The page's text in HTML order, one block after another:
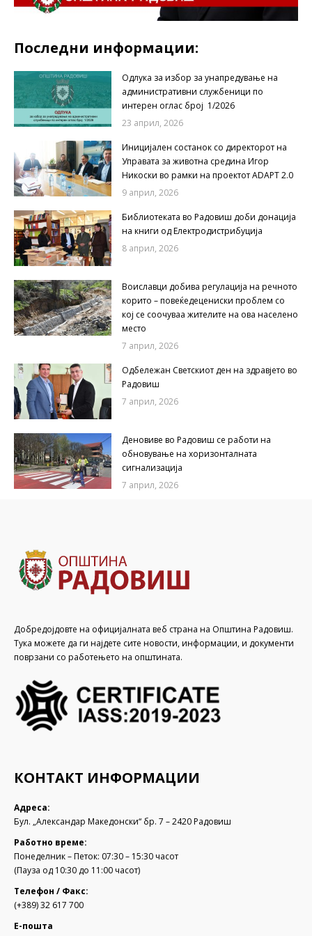
Последни информации:
Одлука за избор за унапредување на
административни службеници по
интерен оглас број 1/2026
23 април, 2026
Иницијален состанок со директорот на
Управата за животна средина Игор
Никоски во рамки на проектот ADAPT 2.0
9 април, 2026
Библиотеката во Радовиш доби донација
на книги од Електродистрибуција
8 април, 2026
Воиславци добива регулација на речното
корито – повеќедецениски проблем со
кој се соочуваа жителите на ова населено
место
7 април, 2026
Одбележан Светскиот ден на здравјето во
Радовиш
7 април, 2026
Деновиве во Радовиш се работи на
обновување на хоризонталната
сигнализација
7 април, 2026
Добредојдовте на официјалната веб страна на Општина Радовиш.
Тука можете да ги најдете сите новости, информации, и документи
поврзани со работењето на општината.
КОНТАКТ ИНФОРМАЦИИ
Адреса:
Бул. „Александар Македонски“ бр. 7 – 2420 Радовиш
Работно време:
Понеделник – Петок: 07:30 – 15:30 часот
(Пауза од 10:30 до 11:00 часот)
Телефон / Факс:
(+389) 32 617 700
Е-пошта